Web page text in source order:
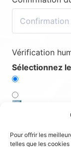
Pour offrir les
telles que les
Vérification
Sélectionnez
4️⃣